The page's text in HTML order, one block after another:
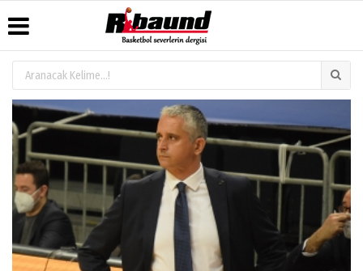
Üye Paneli
Haber
Arşivi
Gazete
Arşivi
Hava
Durumu
Gazete
Manşetleri
Anketler
Biyografiler
Köşe
Yazarları
Video
Galeri
Foto
Galeri
Künye
İletişim
Çerez
Politikası
Gizlilik